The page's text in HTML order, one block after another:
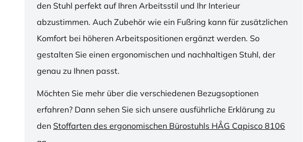
den Stuhl perfekt auf Ihren Arbeitsstil und Ihr Interieur
abzustimmen. Auch Zubehör wie ein Fußring kann für zusätzlichen
Komfort bei höheren Arbeitspositionen ergänzt werden. So
gestalten Sie einen ergonomischen und nachhaltigen Stuhl, der
genau zu Ihnen passt.
Möchten Sie mehr über die verschiedenen Bezugsoptionen
erfahren? Dann sehen Sie sich unsere ausführliche Erklärung zu
den Stoffarten des ergonomischen Bürostuhls HÅG Capisco 8106